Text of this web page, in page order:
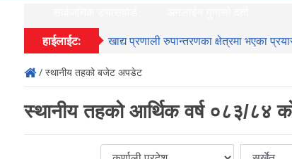
हाईलाईट: खाद्य प्रणाली रुपान्तरणका क्षेत्रमा भएका
/ स्थानीय तहको बजेट अपडेट
स्थानीय तहको आर्थिक वर्ष ०८३/